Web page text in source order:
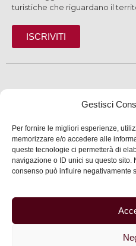
Gestisci
Per fornire le migliori esperienze,
memorizzare e/o accedere alle
queste tecnologie ci permetterà di
navigazione o ID unici su questo sito.
consenso può influire negativamente
turistiche che riguardano il
ISCRIVITI
SERVIZI
INFORMAZIONI
© 2025 Assessorato al